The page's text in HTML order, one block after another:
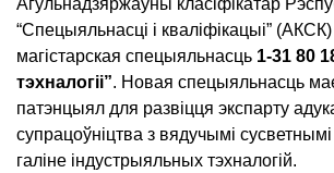
Агульнадзяржаўны класіфікатар
“Спецыяльнасці і кваліфікацыі”
магістарская спецыяльнасць 1-31 80
тэхналогіі”. Новая спецыяльнасць
патэнцыял для развіцця экспарту
супрацоўніцтва з вядучымі
галіне індустрыяльных тэхналогій.